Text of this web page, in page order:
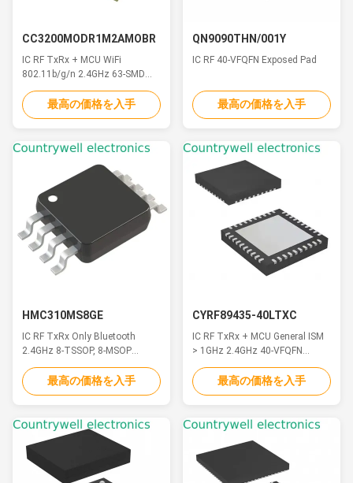
CC3200MODR1M2AMOBR
IC RF TxRx + MCU WiFi
802.11b/g/n 2.4GHz 63-SMD
Module
最高の価格を入手
QN9090THN/001Y
IC RF 40-VFQFN Exposed Pad
最高の価格を入手
HMC310MS8GE
IC RF TxRx Only Bluetooth
2.4GHz 8-TSSOP, 8-MSOP
(0.118", 3.00mm Width)
Exposed Pad
最高の価格を入手
CYRF89435-40LTXC
IC RF TxRx + MCU General ISM
> 1GHz 2.4GHz 40-VFQFN
Exposed Pad
最高の価格を入手